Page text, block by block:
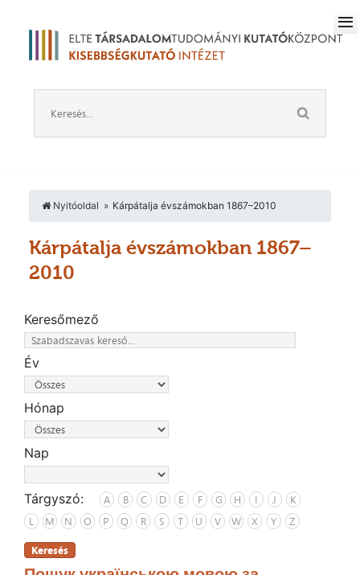
Nyitóoldal Kárpátalja évszámokban 1867–2010
Kárpátalja évszámokban 1867–
2010
Keresőmező
Év
Hónap
Nap
Tárgyszó: A B C D E F G H I J
K
L
M N O P Q R S T U V W X Y Z
Keresés